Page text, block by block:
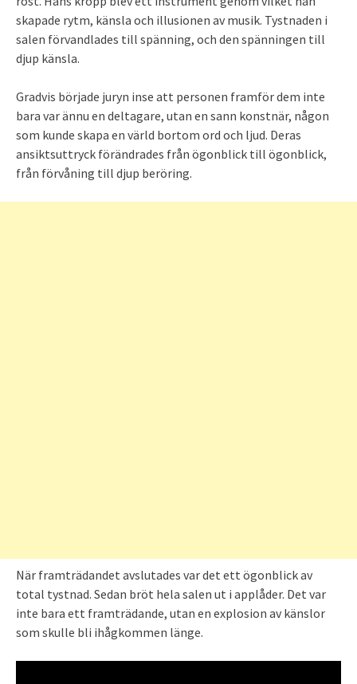
skapade rytm, känsla och illusionen av musik. Tystnaden i
salen förvandlades till spänning, och den spänningen till
djup känsla.
Gradvis började juryn inse att personen framför dem inte
bara var ännu en deltagare, utan en sann konstnär, någon
som kunde skapa en värld bortom ord och ljud. Deras
ansiktsuttryck förändrades från ögonblick till ögonblick,
från förvåning till djup beröring.
När framträdandet avslutades var det ett ögonblick av
total tystnad. Sedan bröt hela salen ut i applåder. Det var
inte bara ett framträdande, utan en explosion av känslor
som skulle bli ihågkommen länge.